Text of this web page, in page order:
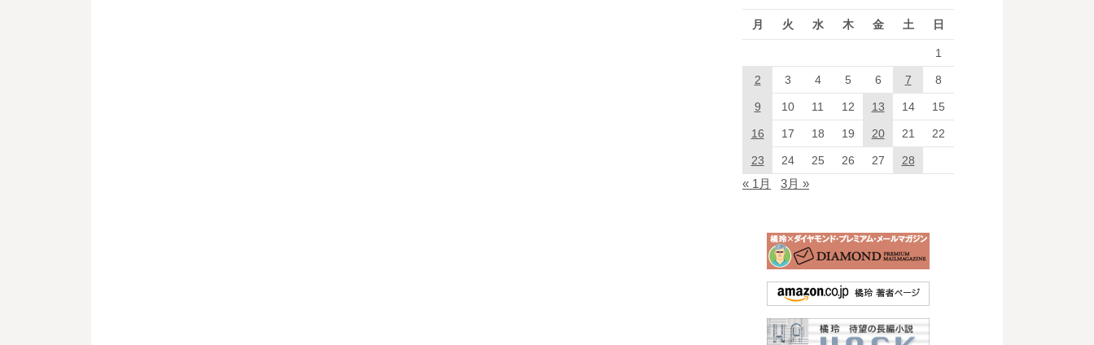
月 火 水 木 金 土 日
1
2 3 4 5 6 7 8
9 10 11 12 13 14 15
16 17 18 19 20 21 22
23 24 25 26 27 28
« 1月 3月 »